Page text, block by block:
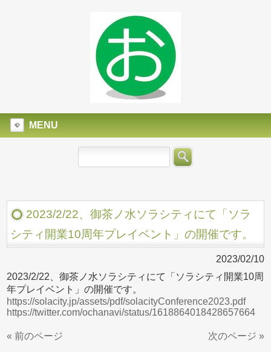
MENU
2023/2/22、御茶ノ水ソラシティにて「ソラ
シティ開業10周年プレイベント」の開催です。
2023/02/10
2023/2/22、御茶ノ水ソラシティにて「ソラシティ開業10周
年プレイベント」の開催です。
https://solacity.jp/assets/pdf/solacityConference2023.pdf
https://twitter.com/ochanavi/status/1618864018428657664
« 前のページ 次のページ »